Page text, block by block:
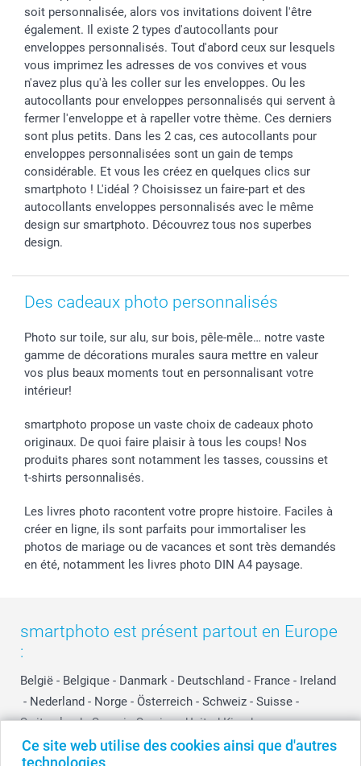
Ce site web utilise des cookies ainsi que d'autres
technologies
smartgarantie
smartbonus
soit personnalisée, alors vos invitations doivent l'être
également. Il existe 2 types d'autocollants pour
enveloppes personnalisés. Tout d'abord ceux sur lesquels
vous imprimez les adresses de vos convives et vous
n'avez plus qu'à les coller sur les enveloppes. Ou les
autocollants pour enveloppes personnalisés qui servent à
fermer l'enveloppe et à rapeller votre thème. Ces derniers
sont plus petits. Dans les 2 cas, ces autocollants pour
enveloppes personnalisées sont un gain de temps
considérable. Et vous les créez en quelques clics sur
smartphoto ! L'idéal ? Choisissez un faire-part et des
autocollants enveloppes personnalisés avec le même
design sur smartphoto. Découvrez tous nos superbes
design.
Des cadeaux photo personnalisés
Photo sur toile, sur alu, sur bois, pêle-mêle… notre vaste
gamme de décorations murales saura mettre en valeur
vos plus beaux moments tout en personnalisant votre
intérieur!
smartphoto propose un vaste choix de cadeaux photo
originaux. De quoi faire plaisir à tous les coups! Nos
produits phares sont notamment les tasses, coussins et
t-shirts personnalisés.
Les livres photo racontent votre propre histoire. Faciles à
créer en ligne, ils sont parfaits pour immortaliser les
photos de mariage ou de vacances et sont très demandés
en été, notamment les livres photo DIN A4 paysage.
smartphoto est présent partout en Europe
:
België - Belgique - Danmark - Deutschland - France - Ireland
- Nederland - Norge - Österreich - Schweiz - Suisse -
Switzerland - Suomi - Sverige - United Kingdom -
Other Countries